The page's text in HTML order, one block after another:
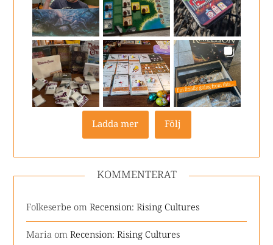
Ladda mer Följ
KOMMENTERAT
Folkeserbe omRecension: Rising Cultures
Maria omRecension: Rising Cultures